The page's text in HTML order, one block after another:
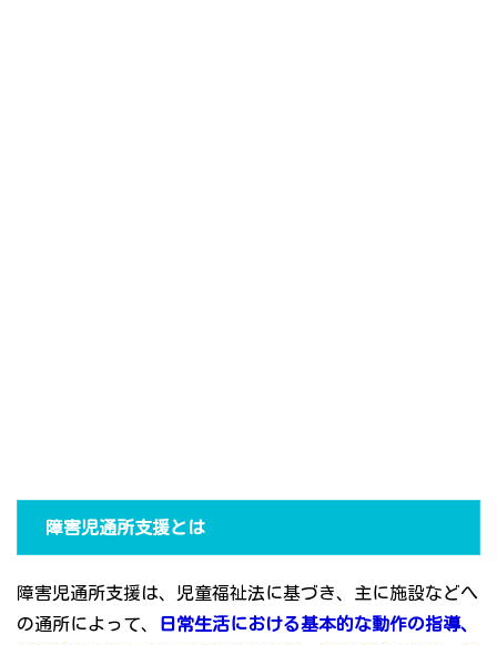
障害児通所支援とは
障害児通所支援は、児童福祉法に基づき、主に施設などへ
の通所によって、
日常生活における基本的な動作の指導、